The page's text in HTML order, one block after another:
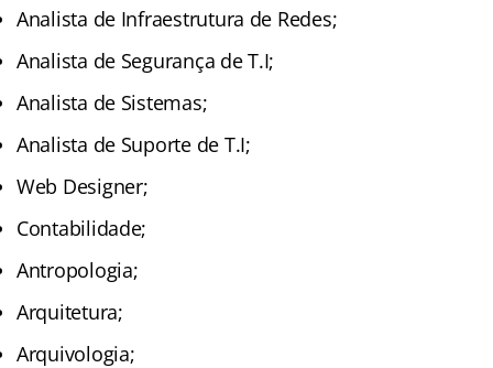
Analista de Infraestrutura de Redes;
Analista de Segurança de T.I;
Analista de Sistemas;
Analista de Suporte de T.I;
Web Designer;
Contabilidade;
Antropologia;
Arquitetura;
Arquivologia;